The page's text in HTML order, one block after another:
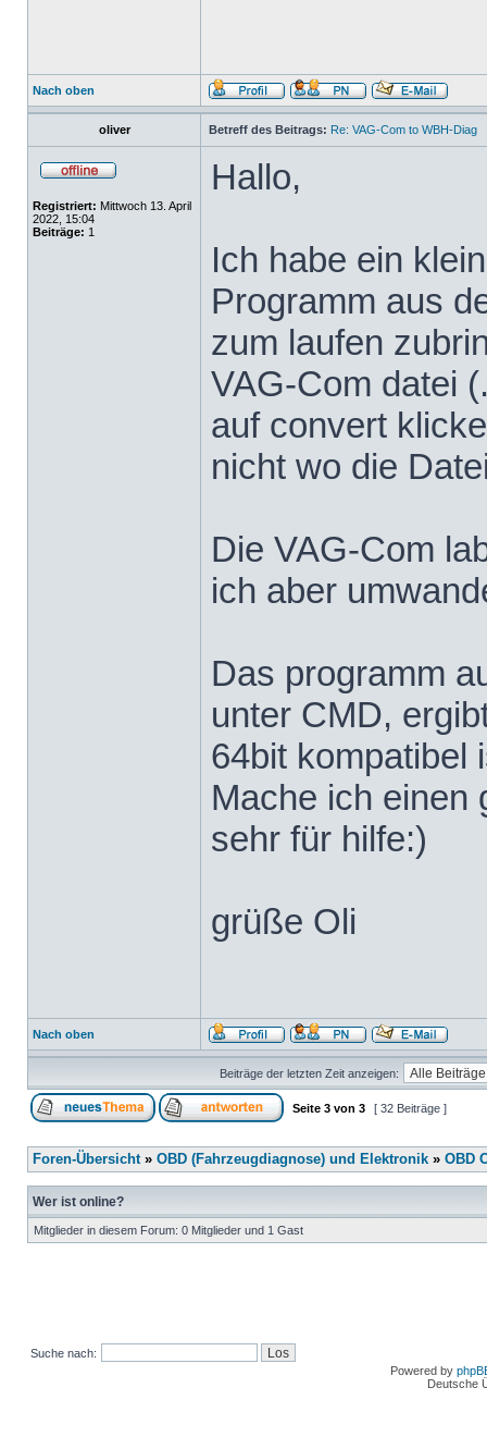
Nach oben
oliver Betreff des Beitrags: Re: VAG-Com to WBH-Diag
Registriert: Mittwoch 13. April
2022, 15:04
Beiträge: 1
Hallo,
Ich habe ein
Programm aus
zum laufen
VAG-Com datei
auf convert
nicht wo die
Die VAG-Com
ich aber
Das programm
unter CMD,
64bit kompatibel
Mache ich einen
sehr für hilfe:)
grüße Oli
Nach oben
Beiträge der letzten Zeit anzeigen:
Seite 3 von 3 [ 32 Beiträge ]
Foren-Übersicht» OBD (Fahrzeugdiagnose) und Elektronik » OBD
Wer ist online?
Mitglieder in diesem Forum: 0 Mitglieder und 1 Gast
Suche nach:
Powered by
Deutsche